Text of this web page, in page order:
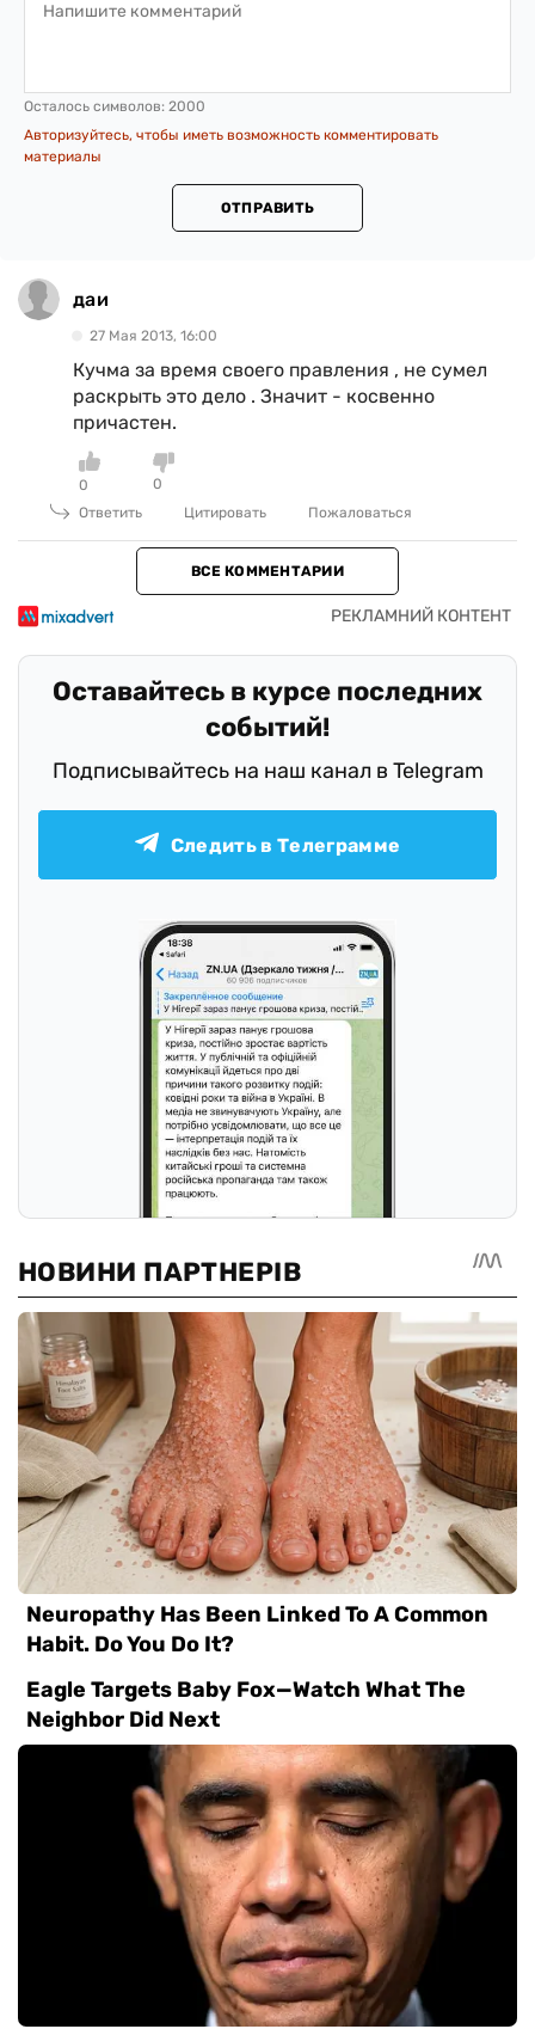
Осталось символов: 2000
Авторизуйтесь, чтобы иметь возможность комментировать
материалы
ОТПРАВИТЬ
даи
27 Мая 2013, 16:00
Кучма за время своего правления , не сумел
раскрыть это дело . Значит - косвенно
причастен.
0
0
Ответить
Цитировать Пожаловаться
ВСЕ КОММЕНТАРИИ
Оставайтесь в курсе последних
событий!
Подписывайтесь на наш канал в Telegram
Следить в Телеграмме